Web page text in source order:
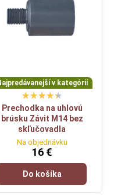
v kategórií
Prechodka na uhlovú
brúsku Závit M14 bez
skľučovadla
Na objednávku
16 €
Do košíka